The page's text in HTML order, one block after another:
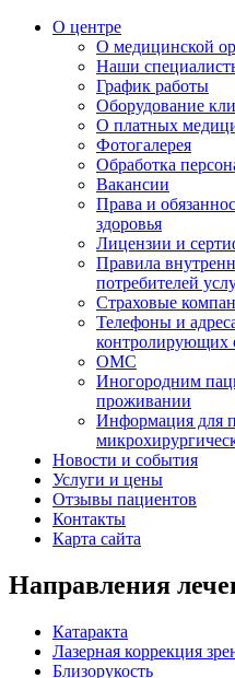
О центре
О медицинской
Наши
График работы
Оборудование
О платных
Фотогалерея
Обработка
Вакансии
Права и
здоровья
Лицензии и
Правила
потребителей
Страховые
Телефоны и
контролирующих
ОМС
Иногородним
проживании
Информация для
Новости и события
Услуги и цены
Отзывы пациентов
Контакты
Карта сайта
Направления
Катаракта
Лазерная коррекция
Близорукость